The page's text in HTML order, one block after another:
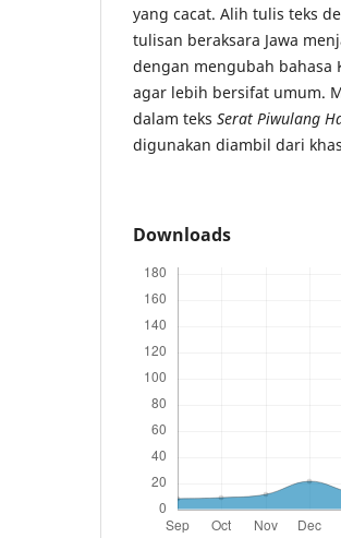
yang cacat. Alih tulis teks
tulisan beraksara Jawa
dengan mengubah bahasa
agar lebih bersifat umum.
dalam teks Serat Piwulang
digunakan diambil dari
Downloads